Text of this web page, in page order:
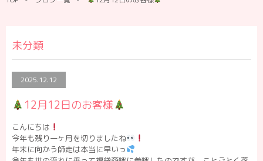
未分類
2025.12.12
12月12日のお客様
こんにちは
今年も残り一ヶ月を切りましたね
年末に向かう師走は本当に早いっ